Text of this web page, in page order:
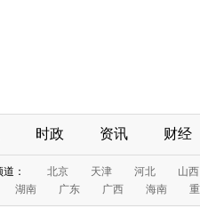
时政 资讯 财经
： 北京 天津 河北
山西
湖南 广东 广西 海南